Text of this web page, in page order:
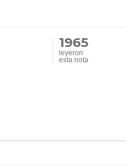
1965
leyeron
esta nota